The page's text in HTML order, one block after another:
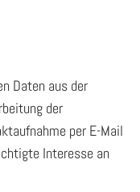
Daten aus der
der
per E-Mail
Interesse an